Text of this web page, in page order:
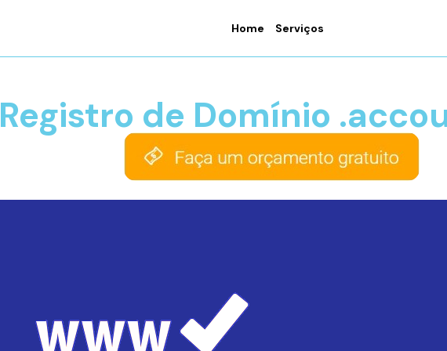
Home Serviços
Registro de Domínio